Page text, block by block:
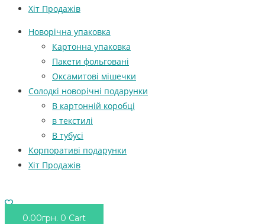
Хіт Продажів
Новорічна упаковка
Картонна упаковка
Пакети фольговані
Оксамитові мішечки
Солодкі новорічні подарунки
В картонній коробці
в текстилі
В тубусі
Корпоративі подарунки
Хіт Продажів
0.00грн. 0 Cart